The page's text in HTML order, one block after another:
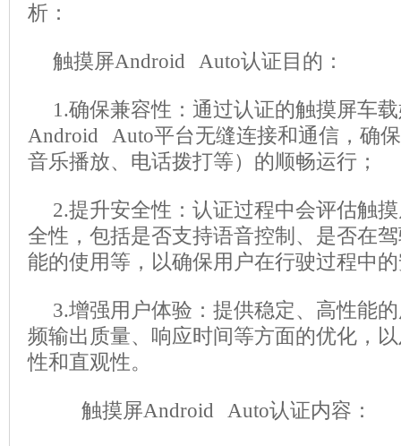
析：
触摸屏Android Auto认证目的：
1.确保兼容性：通过认证的触摸屏车
Android Auto平台无缝连接和通信，确
音乐播放、电话拨打等）的顺畅运行；
2.提升安全性：认证过程中会评估触
全性，包括是否支持语音控制、是否在
能的使用等，以确保用户在行驶过程中
3.增强用户体验：提供稳定、高性能
频输出质量、响应时间等方面的优化，
性和直观性。
触摸屏Android Auto认证内容：